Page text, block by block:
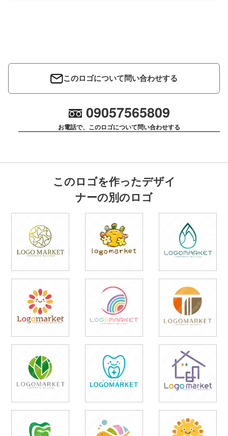
このロゴについて問い合わせする
09057565809
お電話で、このロゴについて問い合わせする
このロゴを作ったデザイ
ナーの別のロゴ